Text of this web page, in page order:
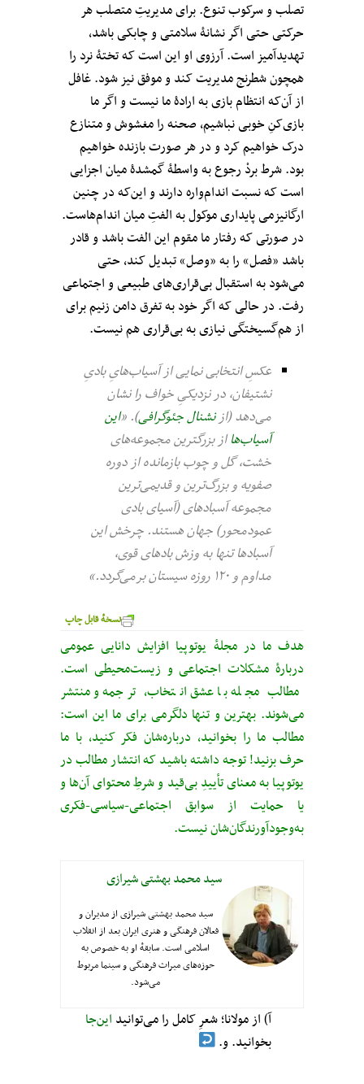
تصلب و سرکوب تنوع. برای مدیریتِ متصلب هر
حرکتی حتی اگر نشانۀ سلامتی و چابکی باشد،
تهدیدآمیز است. آرزوی او این است که تختۀ نرد را
همچون شطرنج مدیریت کند و موفق نیز شود. غافل
از آن‌که انتظام بازی به ارادۀ ما نیست و اگر ما
بازی‌کنِ خوبی نباشیم، صحنه را مغشوش و متنازع
درک خواهیم کرد و در هر صورت بازنده خواهیم
بود. شرط بردْ رجوع به واسطۀ گمشدۀ میان اجزایی
است که نسبت اندام‌واره دارند و این‌که در چنین
ارگانیزمی پایداری موکول به الفتِ میان اندام‌هاست.
در صورتی که رفتار ما مقوم این الفت باشد و قادر
باشد «فصل» را به «وصل» تبدیل کند، حتی
می‌شود به استقبال بی‌قراری‌های طبیعی و اجتماعی
رفت. در حالی که اگر خود به تفرق دامن زنیم برای
از هم‌گسیختگی نیازی به بی‌قراری هم نیست.
عکسِ انتخابی نمایی از آسیاب‌هایِ بادیِ
نشتیفان، در نزدیکیِ خواف را نشان
می‌دهد (ازنشنال جئوگرافی). «این
آسیاب‌هااز بزرگترین مجموعه‌های
خشت، گل و چوب بازمانده از دوره
صفویه و بزرگ‌ترین و قدیمی‌ترین
مجموعه آسبادهای (آسیای بادی
عمودمحور) جهان هستند. چرخش این
آسبادها تنها به وزش بادهای قوی،
مداوم و ۱۲۰ روزه سیستان برمی‌گردد.»
نسخهٔ قابل چاپ
هدف ما در مجلهٔ یوتوپیا افزایش دانایی عمومی
دربارهٔ مشکلات اجتماعی و زیست‌محیطی است.
مطالب مجله با عشق انتخاب، ترجمه و منتشر
می‌شوند. بهترین و تنها دلگرمی برای ما این است:
مطالب ما را بخوانید، درباره‌شان فکر کنید، با ما
حرف بزنید! توجه داشته باشید که انتشار مطالب در
یوتوپیا به معنای تأییدِ بی‌قید‌ و شرطِ محتوای آن‌ها و
یا حمایت از سوابق اجتماعی-سیاسی-فکری
به‌وجودآورندگان‌شان نیست.
سید محمد بهشتی شیرازی
سید محمد بهشتی شیرازی از مدیران و
فعالان فرهنگی و هنری ایران بعد از انقلاب
اسلامی است. سابقهٔ او به خصوص به
حوزه‌های میراث فرهنگی و سینما مربوط
می‌شود.
آ) از مولانا؛ شعرِ کامل را می‌توانید این‌جا
بخوانید. و.